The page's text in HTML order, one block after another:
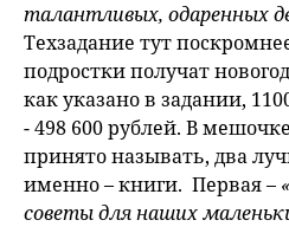
талантливых, одаренных
Техзадание тут
подростки получат
как указано в задании,
- 498 600 рублей. В
принято называть, два
именно – книги. Первая –
советы для наших